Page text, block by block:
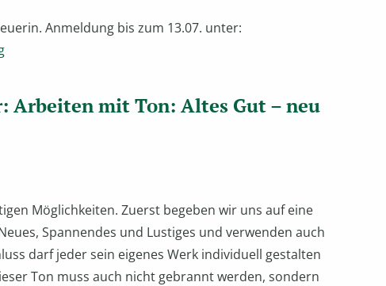
Anmeldung bis zum 13.07. unter:
Arbeiten mit Ton: Altes Gut – neu
Möglichkeiten. Zuerst begeben wir uns auf eine
Spannendes und Lustiges und verwenden auch
darf jeder sein eigenes Werk individuell gestalten
Ton muss auch nicht gebrannt werden, sondern